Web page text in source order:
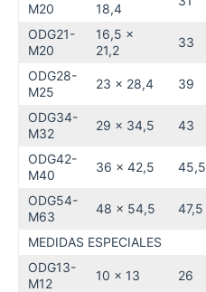
M20 18,4
ODG21-
M20
16,5 x
21,2
33
ODG28-
M25
23 x 28,4 39
ODG34-
M32
29 x 34,5 43
ODG42-
M40
36 x 42,5 45,5
ODG54-
M63
48 x 54,5 47,5
MEDIDAS ESPECIALES
ODG13-
M12
10 x 13 26